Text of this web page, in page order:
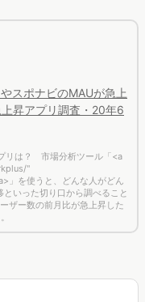
スポナビのMAUが急上
昇アプリ調査・20年6
リは？ 市場分析ツール「<a
"
を使うと、どんな人がどん
いった切り口から調べること